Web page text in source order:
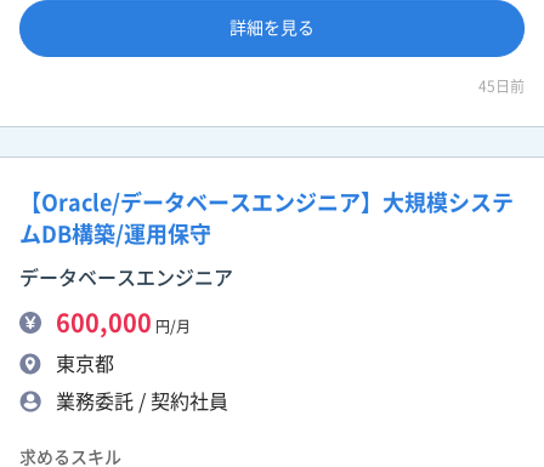
詳細を見る
45日前
【Oracle/データベースエンジニア】大規模システ
ムDB構築/運用保守
データベースエンジニア
600,000 円/月
東京都
業務委託 / 契約社員
求めるスキル